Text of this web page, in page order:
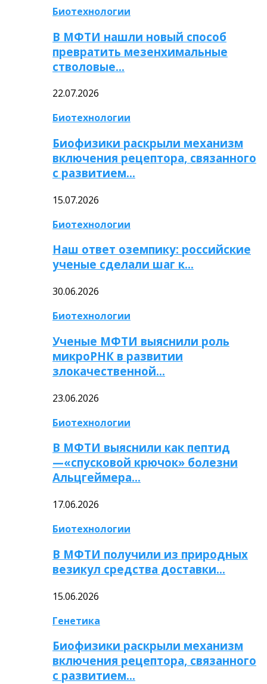
Биотехнологии
В МФТИ нашли новый способ
превратить мезенхимальные
стволовые…
22.07.2026
Биотехнологии
Биофизики раскрыли механизм
включения рецептора, связанного
с развитием…
15.07.2026
Биотехнологии
Наш ответ оземпику: российские
ученые сделали шаг к…
30.06.2026
Биотехнологии
Ученые МФТИ выяснили роль
микроРНК в развитии
злокачественной…
23.06.2026
Биотехнологии
В МФТИ выяснили как пептид
—«спусковой крючок» болезни
Альцгеймера…
17.06.2026
Биотехнологии
В МФТИ получили из природных
везикул средства доставки…
15.06.2026
Генетика
Биофизики раскрыли механизм
включения рецептора, связанного
с развитием…